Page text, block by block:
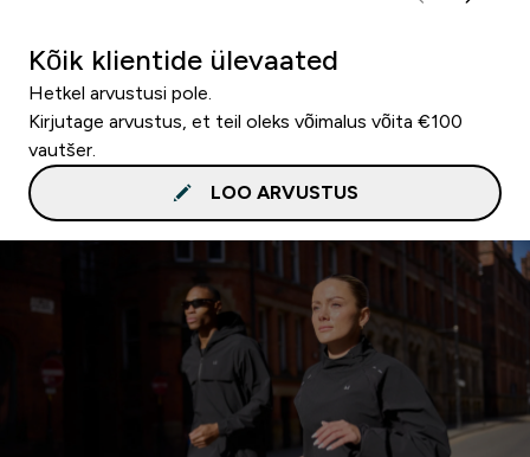
Kõik klientide ülevaated
Hetkel arvustusi pole.
Kirjutage arvustus, et teil oleks võimalus võita €100
vautšer.
LOO ARVUSTUS